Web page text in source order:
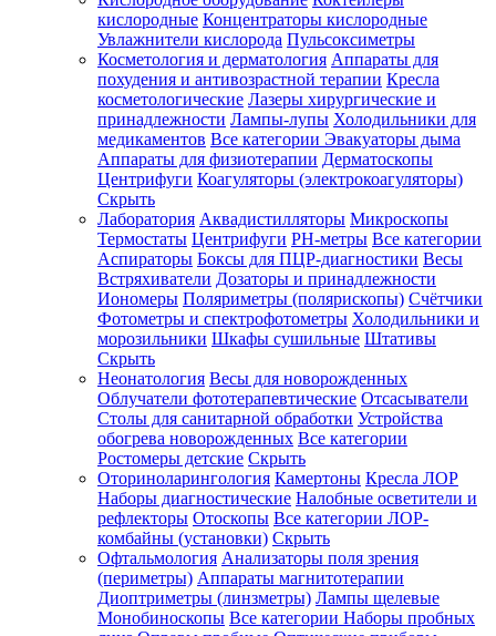
Зарегистрироваться
Зачем
регистрироваться?
Все
покупки
одном
месте
Личный
менеджер
Отслеживание
статуса
заказа
кислородные Концентраторы кислородные
Увлажнители кислорода Пульсоксиметры
Косметология и дерматология Аппараты для
похудения и антивозрастной терапии Кресла
косметологические Лазеры хирургические и
принадлежности Лампы-лупы Холодильники для
медикаментов Все категории Эвакуаторы дыма
Аппараты для физиотерапии Дерматоскопы
Центрифуги Коагуляторы (электрокоагуляторы)
Скрыть
Лаборатория Аквадистилляторы Микроскопы
Термостаты Центрифуги PH-метры Все категории
Аспираторы Боксы для ПЦР-диагностики Весы
Встряхиватели Дозаторы и принадлежности
Иономеры Поляриметры (полярископы) Счётчики
Фотометры и спектрофотометры Холодильники и
морозильники Шкафы сушильные Штативы
Скрыть
Неонатология Весы для новорожденных
Облучатели фототерапевтические Отсасыватели
Столы для санитарной обработки Устройства
обогрева новорожденных Все категории
Ростомеры детские Скрыть
Оториноларингология Камертоны Кресла ЛОР
Наборы диагностические Налобные осветители и
рефлекторы Отоскопы Все категории ЛОР-
комбайны (установки) Скрыть
Офтальмология Анализаторы поля зрения
(периметры) Аппараты магнитотерапии
Диоптриметры (линзметры) Лампы щелевые
Монобиноскопы Все категории Наборы пробных